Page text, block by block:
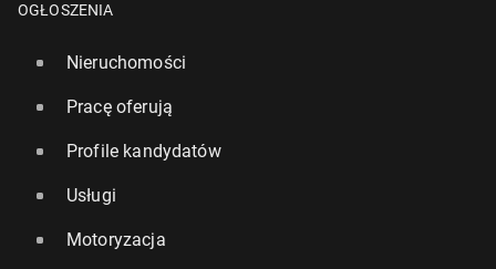
OGŁOSZENIA
Nieruchomości
Pracę oferują
Profile kandydatów
Usługi
Motoryzacja